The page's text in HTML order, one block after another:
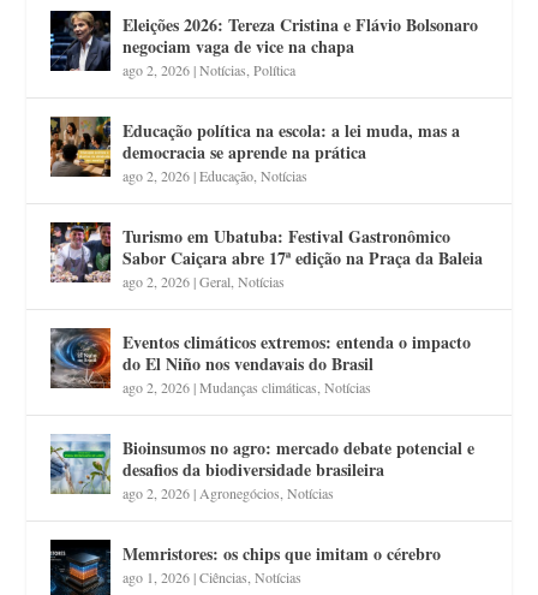
Eleições 2026: Tereza Cristina e Flávio Bolsonaro
negociam vaga de vice na chapa
ago 2, 2026|Notícias ,Política
Educação política na escola: a lei muda, mas a
democracia se aprende na prática
ago 2, 2026|Educação ,Notícias
Turismo em Ubatuba: Festival Gastronômico
Sabor Caiçara abre 17ª edição na Praça da Baleia
ago 2, 2026|Geral ,Notícias
Eventos climáticos extremos: entenda o impacto
do El Niño nos vendavais do Brasil
ago 2, 2026|Mudanças climáticas ,Notícias
Bioinsumos no agro: mercado debate potencial e
desafios da biodiversidade brasileira
ago 2, 2026| Agronegócios ,Notícias
Memristores: os chips que imitam o cérebro
ago 1, 2026|Ciências ,Notícias